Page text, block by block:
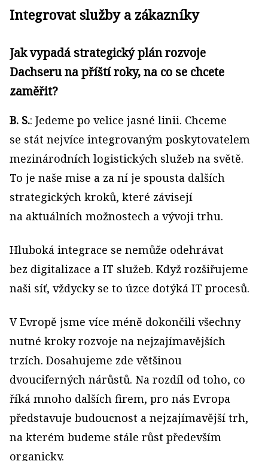
Integrovat služby a zákazníky
Jak vypadá strategický plán rozvoje
Dachseru na příští roky, na co se chcete
zaměřit?
B. S.: Jedeme po velice jasné linii. Chceme
se stát nejvíce integrovaným poskytovatelem
mezinárodních logistických služeb na světě.
To je naše mise a za ní je spousta dalších
strategických kroků, které závisejí
na aktuálních možnostech a vývoji trhu.
Hluboká integrace se nemůže odehrávat
bez digitalizace a IT služeb. Když rozšiřujeme
naši síť, vždycky se to úzce dotýká IT procesů.
V Evropě jsme více méně dokončili všechny
nutné kroky rozvoje na nejzajímavějších
trzích. Dosahujeme zde většinou
dvouciferných nárůstů. Na rozdíl od toho, co
říká mnoho dalších firem, pro nás Evropa
představuje budoucnost a nejzajímavější trh,
na kterém budeme stále růst především
organicky.